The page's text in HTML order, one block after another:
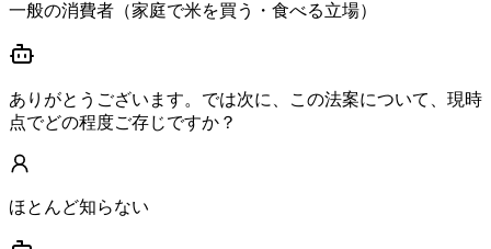
一般の消費者（家庭で米を買う・食べる立場）
ありがとうございます。では次に、この法案について、現時
点でどの程度ご存じですか？
ほとんど知らない